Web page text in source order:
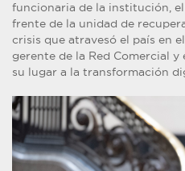
funcionaria de la institución,
frente de la unidad de
crisis que atravesó el país en
gerente de la Red Comercial
su lugar a la transformación